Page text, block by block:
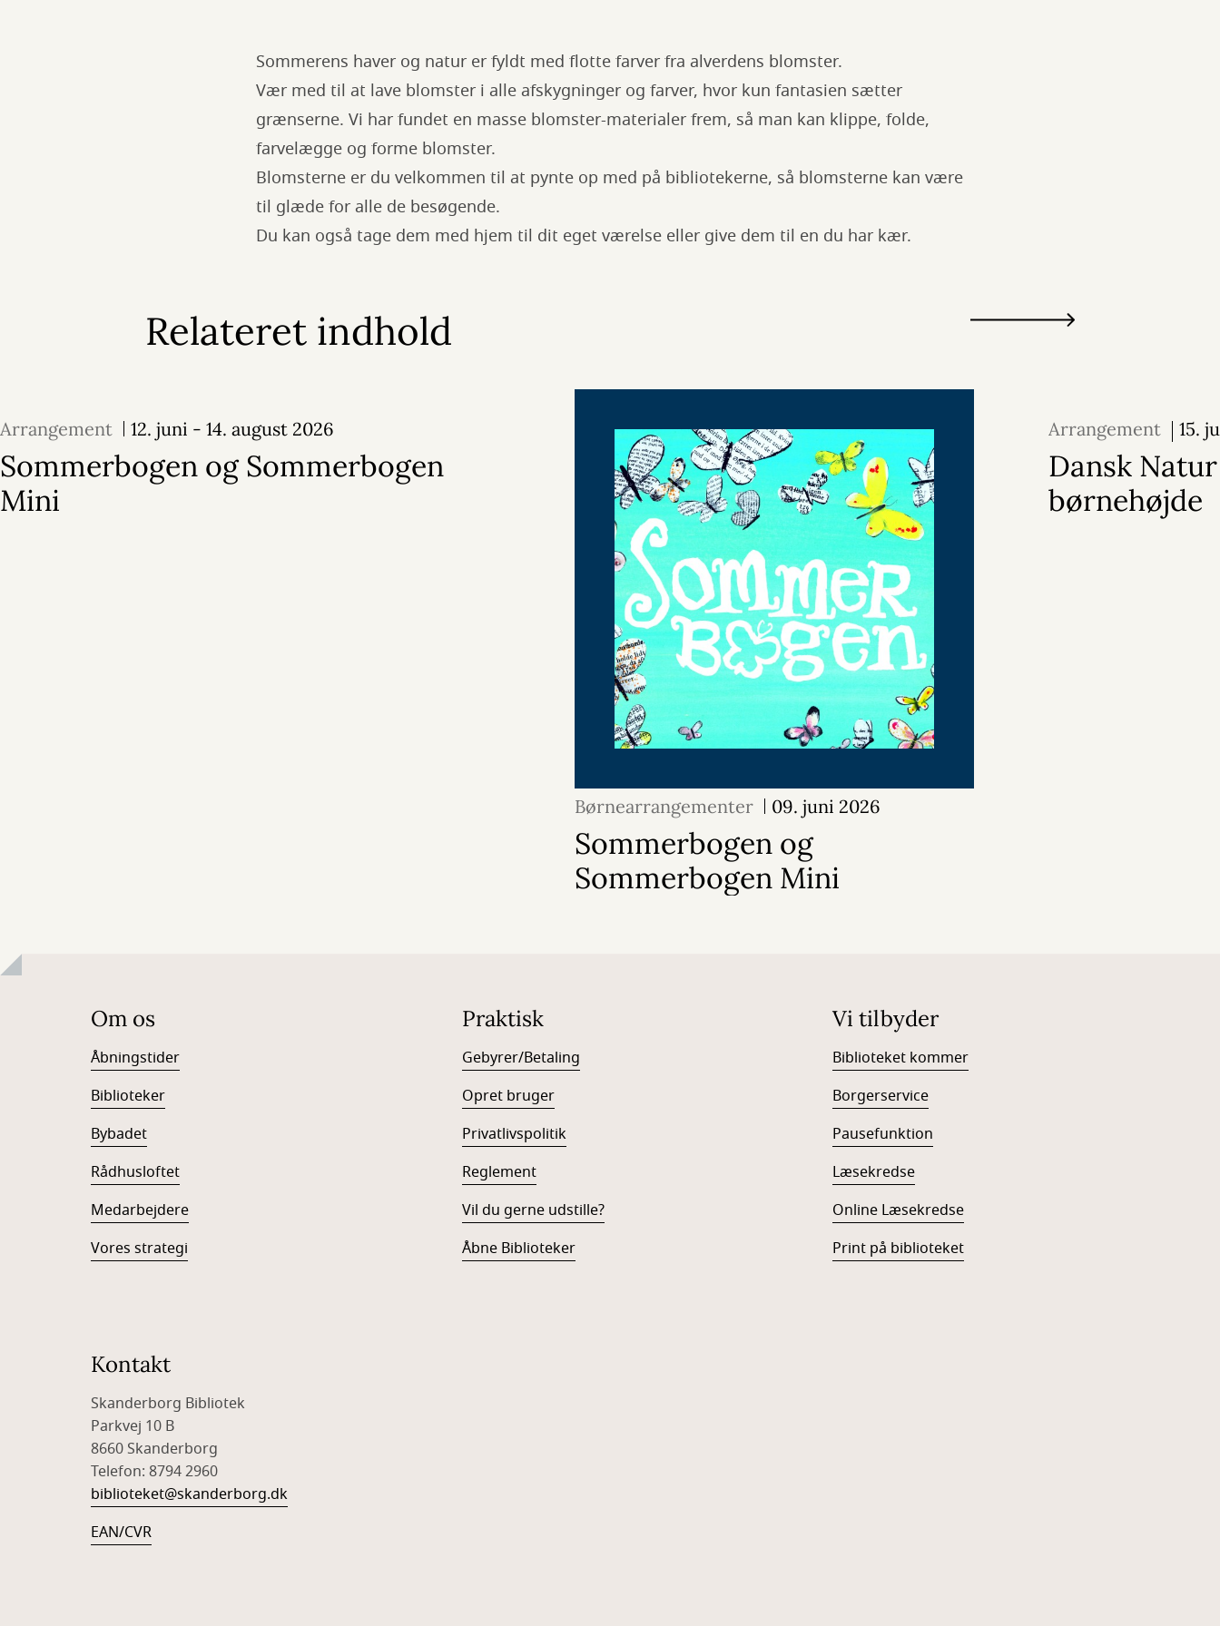
Sommerens haver og natur er fyldt med flotte farver fra alverdens blomster.
Vær med til at lave blomster i alle afskygninger og farver, hvor kun fantasien sætter
grænserne. Vi har fundet en masse blomster-materialer frem, så man kan klippe, folde,
farvelægge og forme blomster.
Blomsterne er du velkommen til at pynte op med på bibliotekerne, så blomsterne kan være
til glæde for alle de besøgende.
Du kan også tage dem med hjem til dit eget værelse eller give dem til en du har kær.
Relateret indhold
Arrangement 12. juni - 14. august 2026
Sommerbogen og Sommerbogen
Mini
Børnearrangementer 09. juni 2026
Sommerbogen og
Sommerbogen Mini
Arrangement
15.
september 2026
Dansk
børnehøjde
Om os
Åbningstider
Biblioteker
Bybadet
Rådhusloftet
Medarbejdere
Vores strategi
Praktisk
Gebyrer/Betaling
Opret bruger
Privatlivspolitik
Reglement
Vil du gerne udstille?
Åbne Biblioteker
Vi tilbyder
Biblioteket kommer
Borgerservice
Pausefunktion
Læsekredse
Online Læsekredse
Print på biblioteket
Kontakt
Skanderborg Bibliotek
Parkvej 10 B
8660 Skanderborg
Telefon: 8794 2960
biblioteket@skanderborg.dk
EAN/CVR